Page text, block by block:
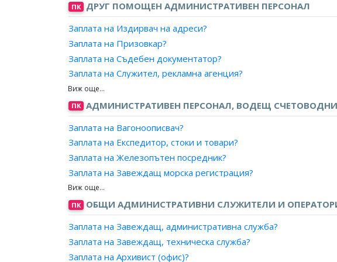
ПК ДРУГ ПОМОЩЕН АДМИНИСТРАТИВЕН ПЕРСОНАЛ
Заплата на Издирвач на адреси?
Заплата на Призовкар?
Заплата на Съдебен документатор?
Заплата на Служител, рекламна агенция?
Заплата на Служител, публикации?
Заплата на Завеждащ регистратура за класифицирана
Заплата на Отговорник, спомагателни дейности?
Заплата на Завеждащ, секретна картотека?
Заплата на Изпълнител?
Заплата на Координатор, дейности?
Заплата на Отчетник?
Заплата на Инспектор, салон?
ПК АДМИНИСТРАТИВЕН ПЕРСОНАЛ, ВОДЕЩ
Заплата на Вагоноописвач?
Заплата на Експедитор, стоки и товари?
Заплата на Железопътен посредник?
Заплата на Завеждащ морска регистрация?
Заплата на Измерител, горивни и строителни материали?
Заплата на Кантарджия?
Заплата на Контрольор, запаси?
Заплата на Магазинер?
Заплата на Оператор, определяне на маршрута на товарите?
ПК ОБЩИ АДМИНИСТРАТИВНИ СЛУЖИТЕЛИ И
Заплата на Завеждащ, административна служба?
Заплата на Завеждащ, техническа служба?
Заплата на Архивист (офис)?